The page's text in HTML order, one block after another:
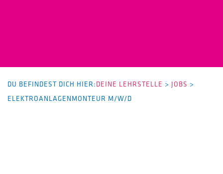
DU BEFINDEST DICH HIER:DEINE LEHRSTELLE > JOBS >
ELEKTROANLAGENMONTEUR M/W/D